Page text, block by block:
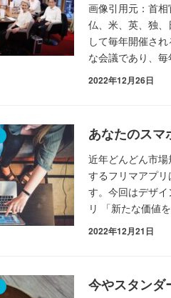
画像引用元：首
仏、米、英、独
して毎年開催さ
な会議であり、
2022年12月26日
あなたのスマ
近年どんどん市
するフリマアプ
す。今回はデザ
リ 「新たな価値
2022年12月21日
今やスタンダ